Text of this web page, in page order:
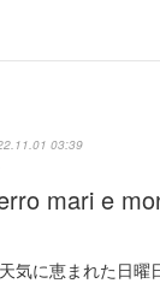
03:39
mari e
気に恵まれた日曜